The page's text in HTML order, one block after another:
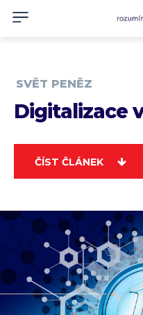
SVĚT PENĚZ
Digitalizace
ČÍST ČLÁNEK